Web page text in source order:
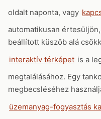
oldalt naponta, vagy
automatikusan
beállított küszöb alá
interaktív térképet is a
megtalálásához. Egy
megbecsléséhez
üzemanyag-fogyasztás